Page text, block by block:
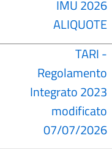
IMU 2026
ALIQUOTE
TARI -
Regolamento
Integrato 2023
modificato
07/07/2026